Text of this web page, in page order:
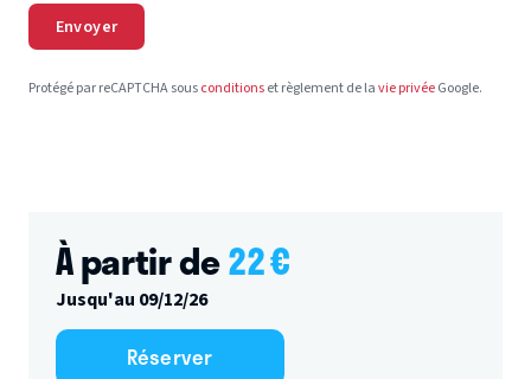
Envoyer
Protégé par reCAPTCHA sousconditionset règlement de lavie privéeGoogle.
À partir de22€
Jusqu'au 09/12/26
Réserver